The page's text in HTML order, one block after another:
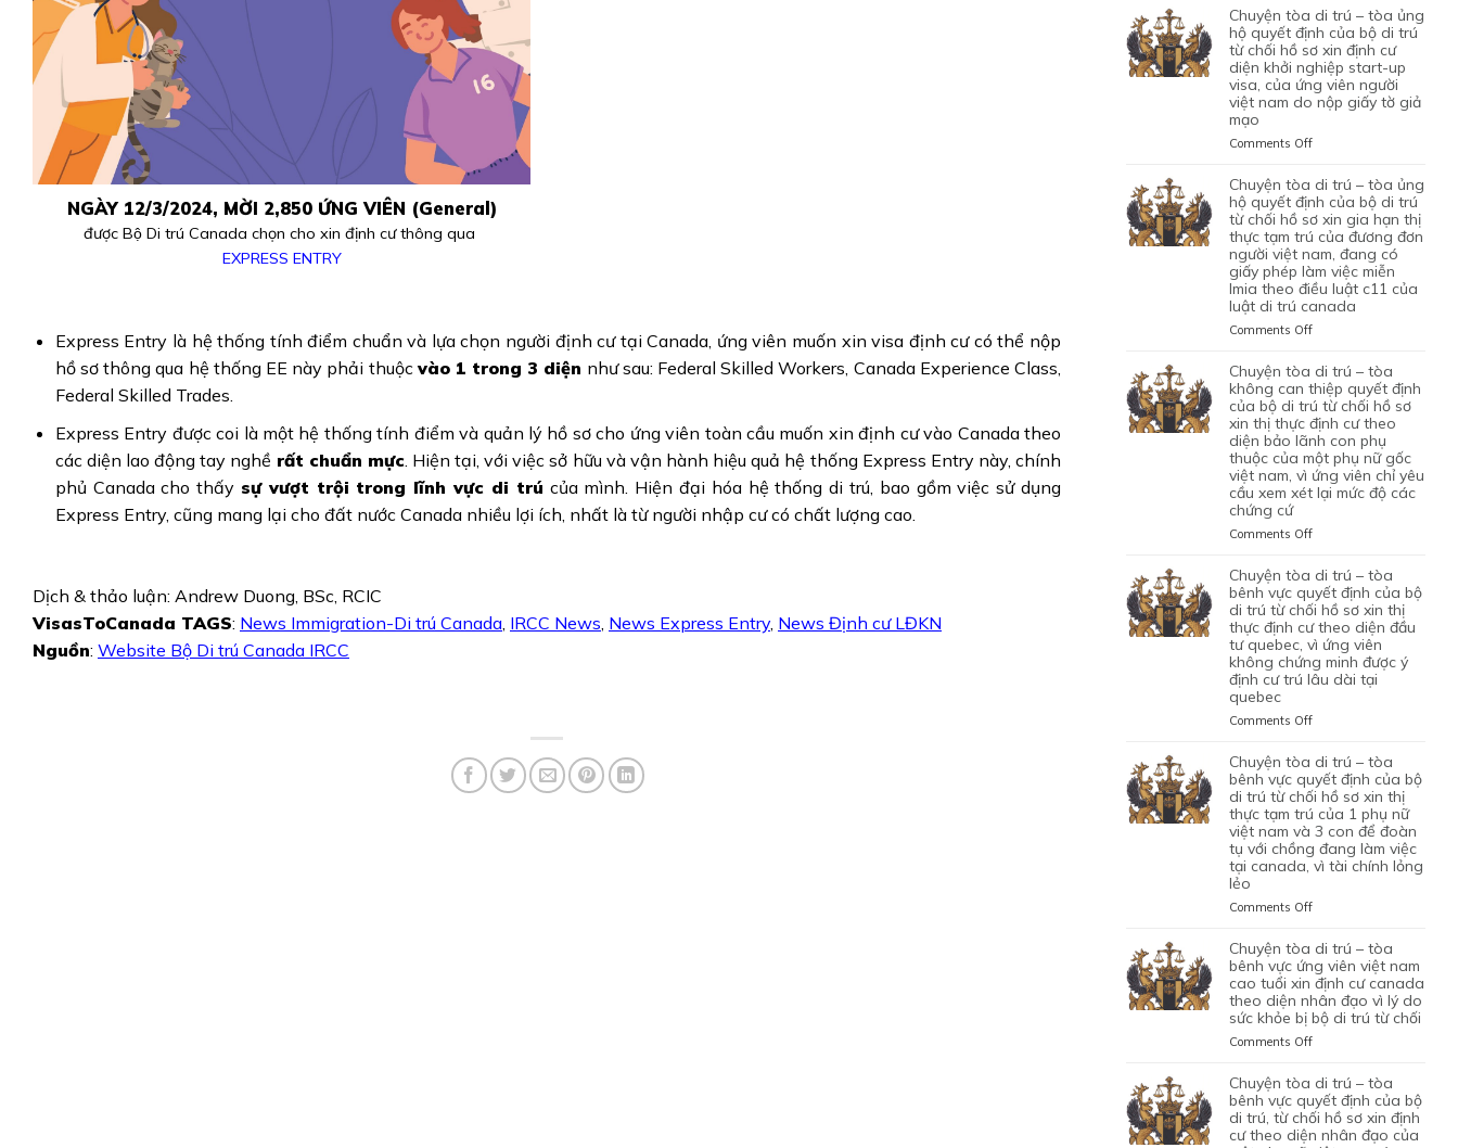
NGÀY 12/3/2024, MỜI 2,850 ỨNG VIÊN (General)
được Bộ Di trú Canada chọn cho xin định cư thông qua
EXPRESS ENTRY
Express Entry là hệ thống tính điểm chuẩn và lựa chọn người định cư tại Canada, ứng viên muốn xin visa định cư có thể nộp
hồ sơ thông qua hệ thống EE này phải thuộc vào 1 trong 3 diện như sau: Federal Skilled Workers, Canada Experience Class,
Federal Skilled Trades.
Express Entry được coi là một hệ thống tính điểm và quản lý hồ sơ cho ứng viên toàn cầu muốn xin định cư vào Canada theo
các diện lao động tay nghề rất chuẩn mực. Hiện tại, với việc sở hữu và vận hành hiệu quả hệ thống Express Entry này, chính
phủ Canada cho thấy sự vượt trội trong lĩnh vực di trú của mình. Hiện đại hóa hệ thống di trú, bao gồm việc sử dụng
Express Entry, cũng mang lại cho đất nước Canada nhiều lợi ích, nhất là từ người nhập cư có chất lượng cao.
Dịch & thảo luận: Andrew Duong, BSc, RCIC
VisasToCanada TAGS: News Immigration-Di trú Canada, IRCC News, News Express Entry, News Định cư LĐKN
Nguồn: Website Bộ Di trú Canada IRCC
BẢO
LÃNH
VỢ
CHỒNG
CỦA
1
CON
CHUNG,
VÌ
LÝ
DO
MỤC
CỦA
HÔN
NHÂN
LÀ
KHÔNG
TRUNG
THỰC
VÀ
DI
TRÚ
DI
TRÚ
TỪ
CHỐI
HỒ
XIN
LAO
ĐỘNG
CỦA
MỘT
ỨNG
VIÊN
VIỆT
TƯỞNG
VÀO
SỰ
CHẤP
HÀNH
TỐT
LỆNH
TRỤC
THAY
VÌ
NGHI
NGỜ
NHƯ
NHÂN
VIÊN
TÒA
DI
TRÚ
–
TÒA
ỦNG
QUYẾT
BỘ
DI
TRÚ
TỪ
CHỐI
HỒ
SƠ
XIN
DIỆN
NHÂN
ĐẠO,
CỦA
MỘT
PHỤ
NỮ
NAM
TRÚ
QUÁ
HẠN
TẠI
CANADA,
VÌ
THUYẾT
PHỤC
chuyện tòa di trú – tòa ủng
hộ quyết định của bộ di trú
từ chối hồ sơ xin định cư
diện khởi nghiệp start-up
visa, của ứng viên người
việt nam do nộp giấy tờ giả
mạo
Comments Offon
TÒA
DI
TRÚ
–
TÒA
ỦNG
HỘ
QUYẾT
ĐỊNH
BỘ
DI
TRÚ
TỪ
CHỐI
HỒ
SƠ
XIN
CƯ
NGHIỆP
START-
UP
VISA,
CỦA
ỨNG
NGƯỜI
DO
NỘP
GIẤY
TỜ
GIẢ
MẠO
chuyện tòa di trú – tòa ủng
hộ quyết định của bộ di trú
từ chối hồ sơ xin gia hạn thị
thực tạm trú của đương đơn
người việt nam, đang có
giấy phép làm việc miễn
lmia theo điều luật c11 của
luật di trú canada
Comments Offon
TÒA
DI
TRÚ
–
TÒA
ỦNG
HỘ
QUYẾT
CỦA
DI
TRÚ
TỪ
CHỐI
HỒ
SƠ
XIN
HẠN
TẠM
TRÚ
CỦA
ĐƯƠNG
ĐƠN
NGƯỜI
NAM,
GIẤY
PHÉP
LÀM
VIỆC
MIỄN
ĐIỀU
LUẬT
C11
CỦA
chuyện tòa di trú – tòa
không can thiệp quyết định
của bộ di trú từ chối hồ sơ
xin thị thực định cư theo
diện bảo lãnh con phụ
thuộc của một phụ nữ gốc
việt nam, vì ứng viên chỉ yêu
cầu xem xét lại mức độ các
chứng cứ
Comments Offon
TÒA
DI
TRÚ
–
TÒA
KHÔNG
CAN
QUYẾT
CỦA
BỘ
DI
TRÚ
TỪ
CHỐI
HỒ
XIN
ĐỊNH
CƯ
THEO
DIỆN
BẢO
PHỤ
THUỘC
CỦA
MỘT
chuyện tòa di trú – tòa
bênh vực quyết định của bộ
di trú từ chối hồ sơ xin thị
thực định cư theo diện đầu
tư quebec, vì ứng viên
không chứng minh được ý
định cư trú lâu dài tại
quebec
Comments Offon
TÒA
DI
TRÚ
–
TÒA
BÊNH
VỰC
ĐỊNH
BỘ
DI
TRÚ
TỪ
CHỐI
THỊ
THỰC
ĐỊNH
CƯ
chuyện tòa di trú – tòa
bênh vực quyết định của bộ
di trú từ chối hồ sơ xin thị
thực tạm trú của 1 phụ nữ
việt nam và 3 con để đoàn
tụ với chồng đang làm việc
tại canada, vì tài chính lỏng
lẻo
Comments Offon
TÒA
DI
TRÚ
–
TÒA
BÊNH
ĐỊNH
CỦA
BỘ
chuyện tòa di trú – tòa
bênh vực ứng viên việt nam
cao tuổi xin định cư canada
theo diện nhân đạo vì lý do
sức khỏe bị bộ di trú từ chối
Comments Offon
TÒA
DI
TRÚ
–
chuyện tòa di trú – tòa
bênh vực quyết định của bộ
di trú, từ chối hồ sơ xin định
cư theo diện nhân đạo của